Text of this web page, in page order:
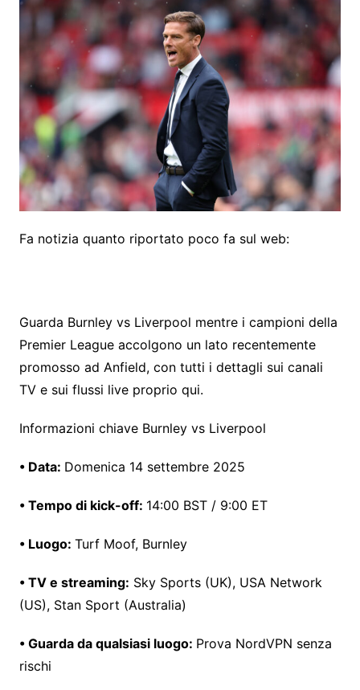
Fa notizia quanto riportato poco fa sul web:
Guarda Burnley vs Liverpool mentre i campioni della
Premier League accolgono un lato recentemente
promosso ad Anfield, con tutti i dettagli sui canali
TV e sui flussi live proprio qui.
Informazioni chiave Burnley vs Liverpool
• Data: Domenica 14 settembre 2025
• Tempo di kick-off: 14:00 BST / 9:00 ET
• Luogo: Turf Moof, Burnley
• TV e streaming: Sky Sports (UK), USA Network
(US), Stan Sport (Australia)
• Guarda da qualsiasi luogo: Prova NordVPN senza
rischi